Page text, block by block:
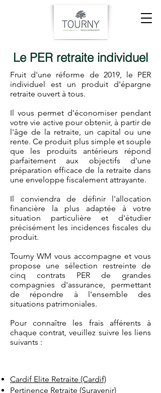
Le PER retraite individuel
Fruit d'une réforme de 2019, le PER
individuel est un produit d'épargne
retraite ouvert à tous.
Il vous permet d'économiser pendant
votre vie active pour obtenir, à partir de
l'âge de la retraite, un capital ou une
rente. Ce produit plus simple et souple
que les produits antérieurs répond
parfaitement aux objectifs d'une
préparation efficace de la retraite dans
une enveloppe fiscalement attrayante.
Il conviendra de définir l'allocation
financière la plus adaptée à votre
situation particulière et d'étudier
précisément les incidences fiscales du
produit.
Tourny WM vous accompagne et vous
propose une sélection restreinte de
cinq contrats PER de grandes
compagnies d'assurance, permettant
de répondre à l'ensemble des
situations patrimoniales.
Pour connaître les frais afférents à
chaque contrat, veuillez suivre les liens
suivants :
Cardif Elite Retraite (Cardif)
Pertinence Retraite (Suravenir)